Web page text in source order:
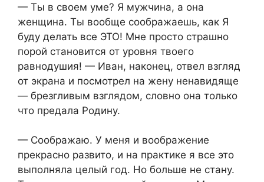
— Ты в своем уме? Я мужчина, а она
женщина. Ты вообще соображаешь, как Я
буду делать все ЭТО! Мне просто страшно
порой становится от уровня твоего
равнодушия! — Иван, наконец, отвел взгляд
от экрана и посмотрел на жену ненавидяще
— брезгливым взглядом, словно она только
что предала Родину.
— Соображаю. У меня и воображение
прекрасно развито, и на практике я все это
выполняла целый год. Но больше не стану.